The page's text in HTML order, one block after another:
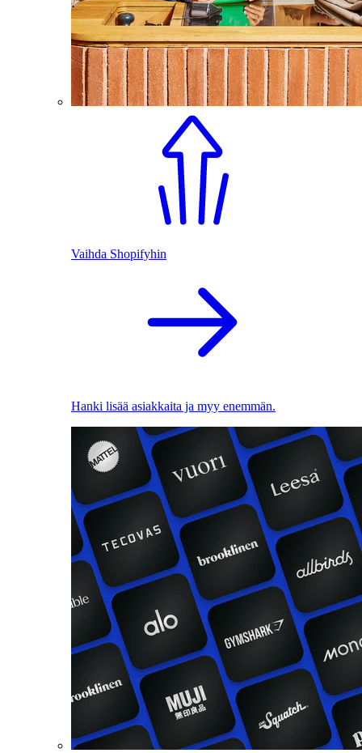
Vaihda Shopifyhin
Hanki lisää asiakkaita ja myy enemmän.